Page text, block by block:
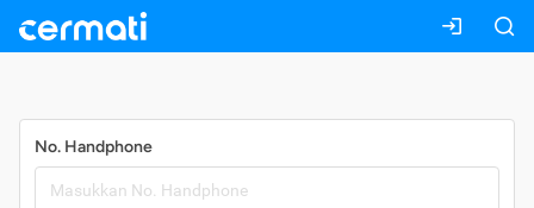
No. Handphone